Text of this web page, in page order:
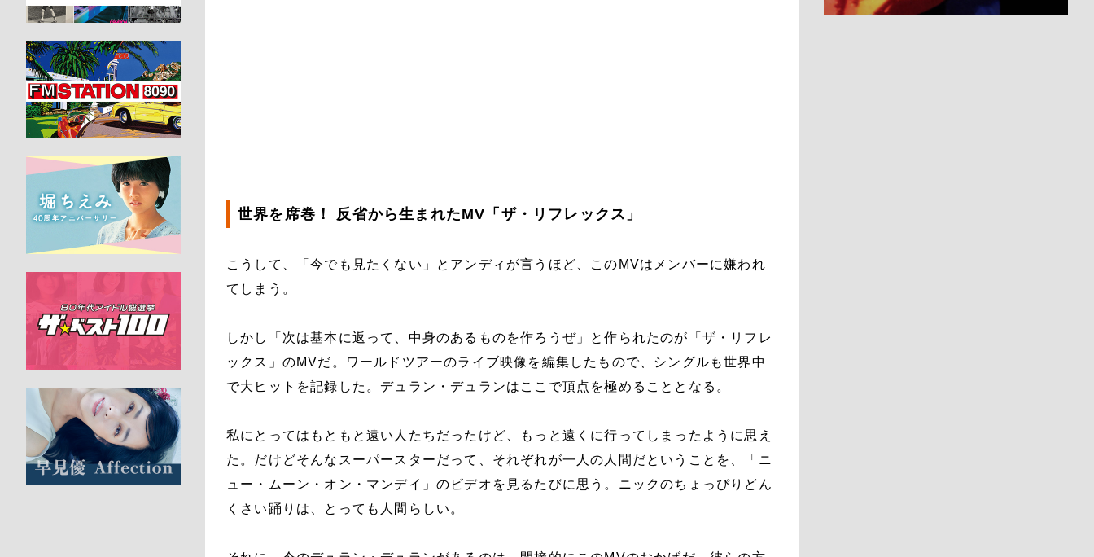
世界を席巻！ 反省から生まれたMV「ザ・リフレックス」
こうして、「今でも見たくない」とアンディが言うほど、このMVはメンバーに嫌われ
てしまう。
しかし「次は基本に返って、中身のあるものを作ろうぜ」と作られたのが「ザ・リフレ
ックス」のMVだ。ワールドツアーのライブ映像を編集したもので、シングルも世界中
で大ヒットを記録した。デュラン・デュランはここで頂点を極めることとなる。
私にとってはもともと遠い人たちだったけど、もっと遠くに行ってしまったように思え
た。だけどそんなスーパースターだって、それぞれが一人の人間だということを、「ニ
ュー・ムーン・オン・マンデイ」のビデオを見るたびに思う。ニックのちょっぴりどん
くさい踊りは、とっても人間らしい。